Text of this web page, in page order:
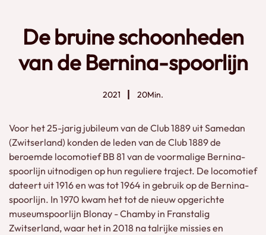
De bruine schoonheden
van de Bernina-spoorlijn
2021 20Min.
Voor het 25-jarig jubileum van de Club 1889 uit Samedan
(Zwitserland) konden de leden van de Club 1889 de
beroemde locomotief BB 81 van de voormalige Bernina-
spoorlijn uitnodigen op hun reguliere traject. De locomotief
dateert uit 1916 en was tot 1964 in gebruik op de Bernina-
spoorlijn. In 1970 kwam het tot de nieuw opgerichte
museumspoorlijn Blonay - Chamby in Franstalig
Zwitserland, waar het in 2018 na talrijke missies en